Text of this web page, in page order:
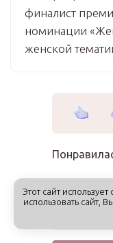
финалист
номинации
женской
Этот сайт
использовать сайт,